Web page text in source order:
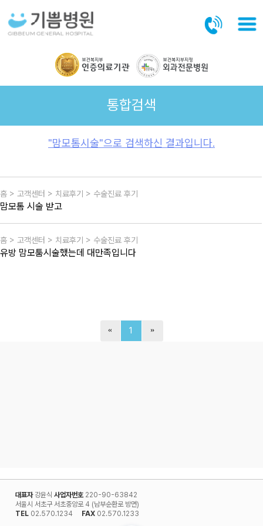
통합검색
"맘모톰시술"으로 검색하신 결과입니다.
홈 > 고객센터 > 치료후기 > 수술진료 후기
맘모톰 시술 받고
홈 > 고객센터 > 치료후기 > 수술진료 후기
유방 맘모툼시술했는데 대만족입니다
1
대표자강윤식 사업자번호220-90-63842
서울시 서초구 서초중앙로 4 (남부순환로 방면)
TEL 02.570.1234 FAX 02.570.1233